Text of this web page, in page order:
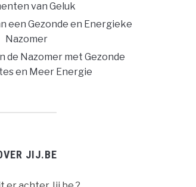
van Geluk
een Gezonde en Energieke
Nazomer
de Nazomer met Gezonde
en Meer Energie
JIJ.BE